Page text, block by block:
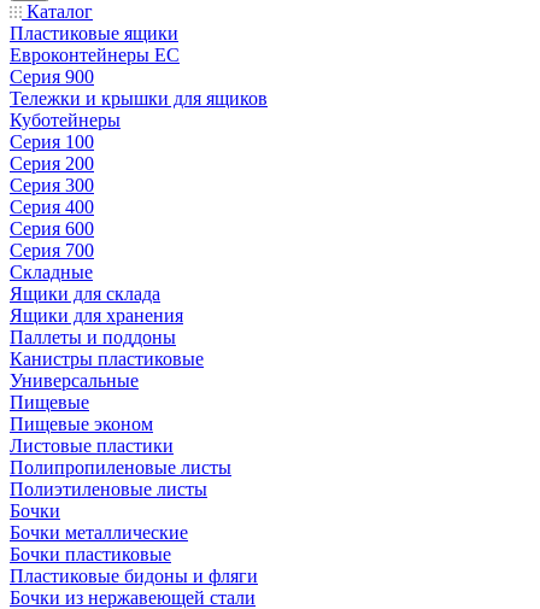
Каталог
Пластиковые ящики
Евроконтейнеры ЕС
Серия 900
Тележки и крышки для ящиков
Куботейнеры
Серия 100
Серия 200
Серия 300
Серия 400
Серия 600
Серия 700
Складные
Ящики для склада
Ящики для хранения
Паллеты и поддоны
Канистры пластиковые
Универсальные
Пищевые
Пищевые эконом
Листовые пластики
Полипропиленовые листы
Полиэтиленовые листы
Бочки
Бочки металлические
Бочки пластиковые
Пластиковые бидоны и фляги
Бочки из нержавеющей стали